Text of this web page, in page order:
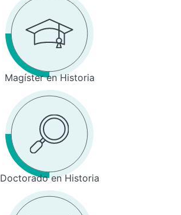
Magíster en Historia
Doctorado en Historia